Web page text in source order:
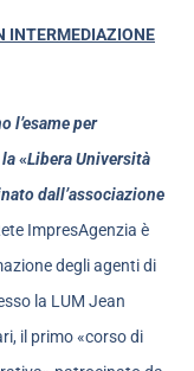
INTERMEDIAZIONE
l’esame per
la«Libera Università
dall’associazione
ImpresAgenzia è
degli agenti di
la LUM Jean
il primo «corso di